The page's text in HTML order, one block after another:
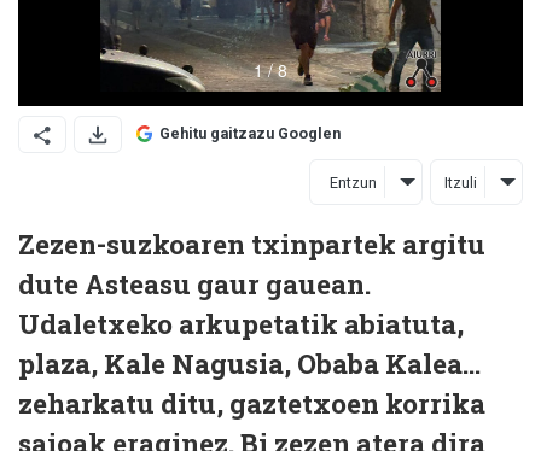
Gehitu gaitzazu Googlen
Entzun Itzuli
Zezen-suzkoaren txinpartek argitu
dute Asteasu gaur gauean.
Udaletxeko arkupetatik abiatuta,
plaza, Kale Nagusia, Obaba Kalea...
zeharkatu ditu, gaztetxoen korrika
saioak eraginez. Bi zezen atera dira